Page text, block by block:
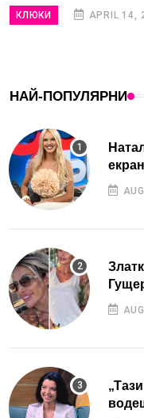
КЛЮКИ APRIL 14,
НАЙ-ПОПУЛЯРНИ